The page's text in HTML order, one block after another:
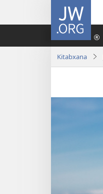
JW.ORG
Kitabxana